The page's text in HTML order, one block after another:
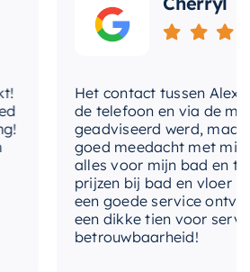
Het contact tussen Alex
de telefoon en via de mail,
geadviseerd werd, maar
goed meedacht met mij.
alles voor mijn bad en
prijzen bij bad en vloer
een goede service
een dikke tien voor
betrouwbaarheid!